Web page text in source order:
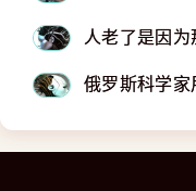
人老了是因
俄罗斯科学